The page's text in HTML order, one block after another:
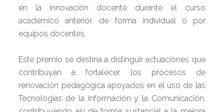
en la innovación docente durante el curso
académico anterior, de forma individual o por
equipos docentes.
Este premio se destina a distinguir actuaciones que
contribuyan a fortalecer los procesos de
renovación pedagógica apoyados en el uso de las
Tecnologías de la Información y la Comunicación,